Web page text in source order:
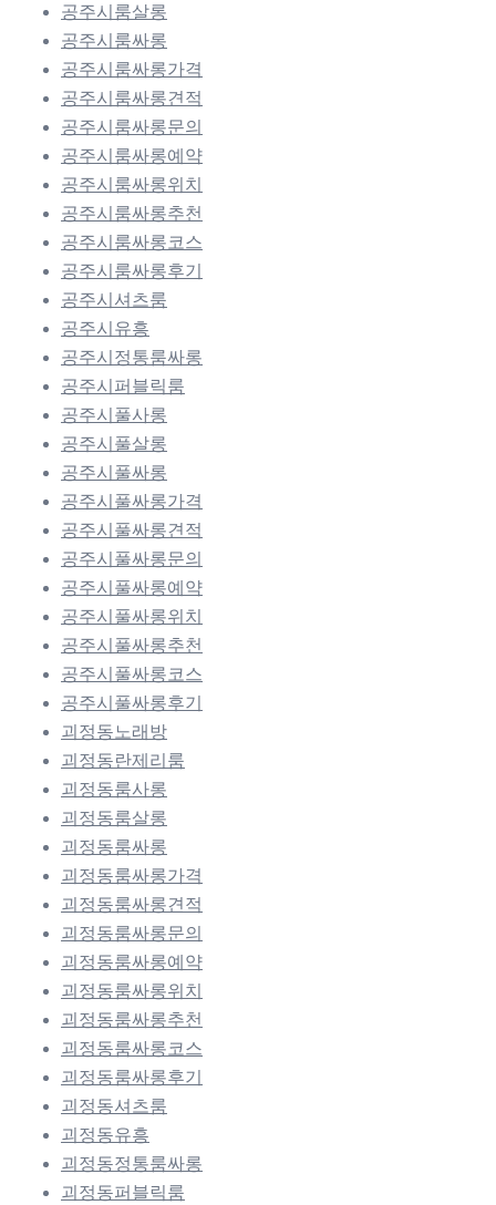
공주시룸살롱
공주시룸싸롱
공주시룸싸롱가격
공주시룸싸롱견적
공주시룸싸롱문의
공주시룸싸롱예약
공주시룸싸롱위치
공주시룸싸롱추천
공주시룸싸롱코스
공주시룸싸롱후기
공주시셔츠룸
공주시유흥
공주시정통룸싸롱
공주시퍼블릭룸
공주시풀사롱
공주시풀살롱
공주시풀싸롱
공주시풀싸롱가격
공주시풀싸롱견적
공주시풀싸롱문의
공주시풀싸롱예약
공주시풀싸롱위치
공주시풀싸롱추천
공주시풀싸롱코스
공주시풀싸롱후기
괴정동노래방
괴정동란제리룸
괴정동룸사롱
괴정동룸살롱
괴정동룸싸롱
괴정동룸싸롱가격
괴정동룸싸롱견적
괴정동룸싸롱문의
괴정동룸싸롱예약
괴정동룸싸롱위치
괴정동룸싸롱추천
괴정동룸싸롱코스
괴정동룸싸롱후기
괴정동셔츠룸
괴정동유흥
괴정동정통룸싸롱
괴정동퍼블릭룸